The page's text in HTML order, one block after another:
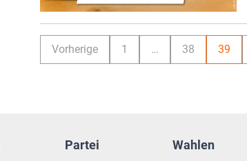
Vorherige 1 … 38 39
Partei Wahlen